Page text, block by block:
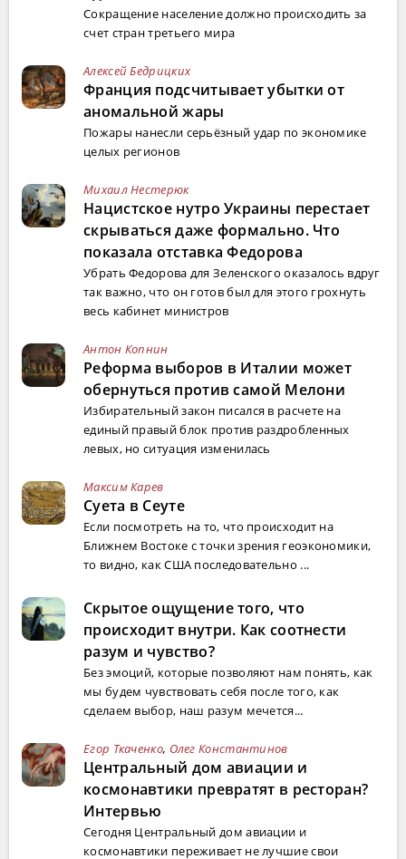
Сокращение население должно происходить за
счет стран третьего мира
Алексей Бедрицких
Франция подсчитывает убытки от
аномальной жары
Пожары нанесли серьёзный удар по экономике
целых регионов
Михаил Нестерюк
Нацистское нутро Украины перестает
скрываться даже формально. Что
показала отставка Федорова
Убрать Федорова для Зеленского оказалось вдруг
так важно, что он готов был для этого грохнуть
весь кабинет министров
Антон Копнин
Реформа выборов в Италии может
обернуться против самой Мелони
Избирательный закон писался в расчете на
единый правый блок против раздробленных
левых, но ситуация изменилась
Максим Карев
Суета в Сеуте
Если посмотреть на то, что происходит на
Ближнем Востоке с точки зрения геоэкономики,
то видно, как США последовательно ...
Скрытое ощущение того, что
происходит внутри. Как соотнести
разум и чувство?
Без эмоций, которые позволяют нам понять, как
мы будем чувствовать себя после того, как
сделаем выбор, наш разум мечется...
Егор Ткаченко, Олег Константинов
Центральный дом авиации и
космонавтики превратят в ресторан?
Интервью
Сегодня Центральный дом авиации и
космонавтики переживает не лучшие свои